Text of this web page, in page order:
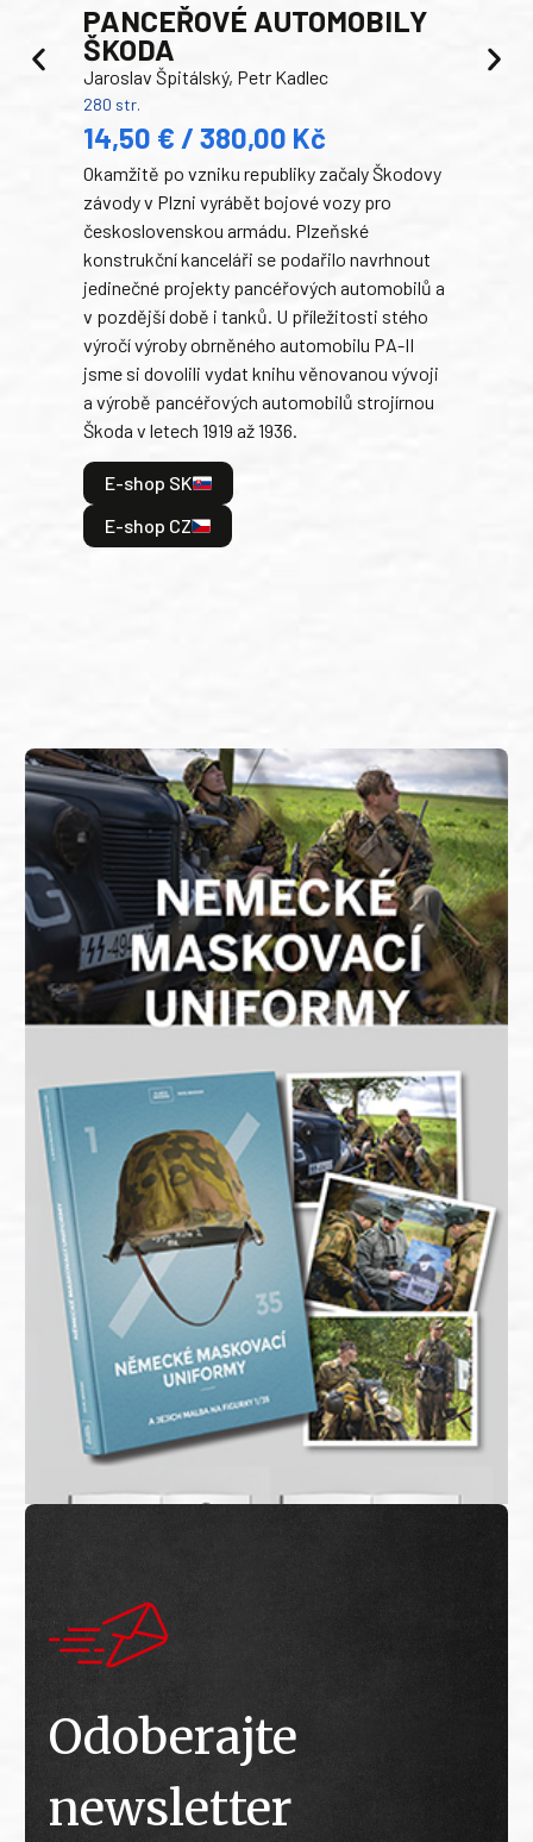
PANCEŘOVÉ AUTOMOBILY
ŠKODA
Jaroslav Špitálský, Petr Kadlec
280 str.
14,50 € / 380,00 Kč
Okamžitě po vzniku republiky začaly Škodovy
závody v Plzni vyrábět bojové vozy pro
československou armádu. Plzeňské
konstrukční kanceláři se podařilo navrhnout
jedinečné projekty pancéřových automobilů a
v pozdější době i tanků. U příležitosti stého
výročí výroby obrněného automobilu PA-II
jsme si dovolili vydat knihu věnovanou vývoji
a výrobě pancéřových automobilů strojírnou
Škoda v letech 1919 až 1936.
E-shop SK
E-shop CZ
Odoberajte
newsletter